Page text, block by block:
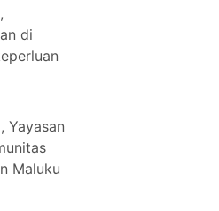
di
Yayasan
Maluku